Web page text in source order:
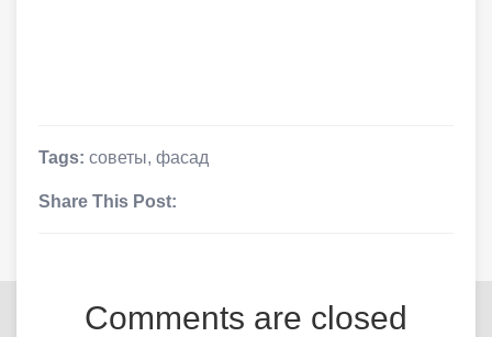
Tags: советы, фасад
Share This Post:
Comments are closed